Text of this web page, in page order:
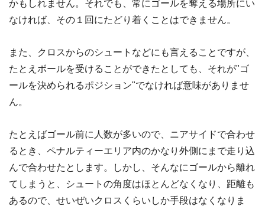
かもしれません。それでも、常にゴールを奪える場所にい
なければ、その１回にたどり着くことはできません。
また、クロスからのシュートなどにも言えることですが、
たとえボールを受けることができたとしても、それが"ゴ
ールを決められるポジション"でなければ意味がありませ
ん。
たとえばゴール前に人数が多いので、ニアサイドで合わせ
るとき、ペナルティーエリア内のかなり外側にまで走り込
んで合わせたとします。しかし、そんなにゴールから離れ
てしまうと、シュートの角度はほとんどなくなり、距離も
あるので、せいぜいクロスくらいしか手段はなくなりま